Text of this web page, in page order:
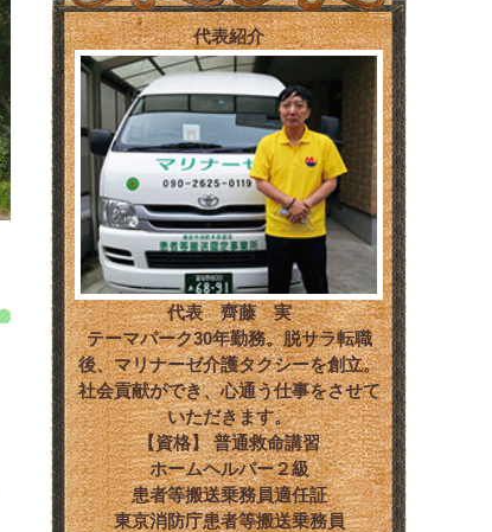
代表紹介
代表 齊藤 実
テーマパーク30年勤務。脱サラ転職
後、マリナーゼ介護タクシーを創立。
社会貢献ができ、心通う仕事をさせて
いただきます。
【資格】 普通救命講習
ホームヘルパー２級
患者等搬送乗務員適任証
東京消防庁患者等搬送乗務員